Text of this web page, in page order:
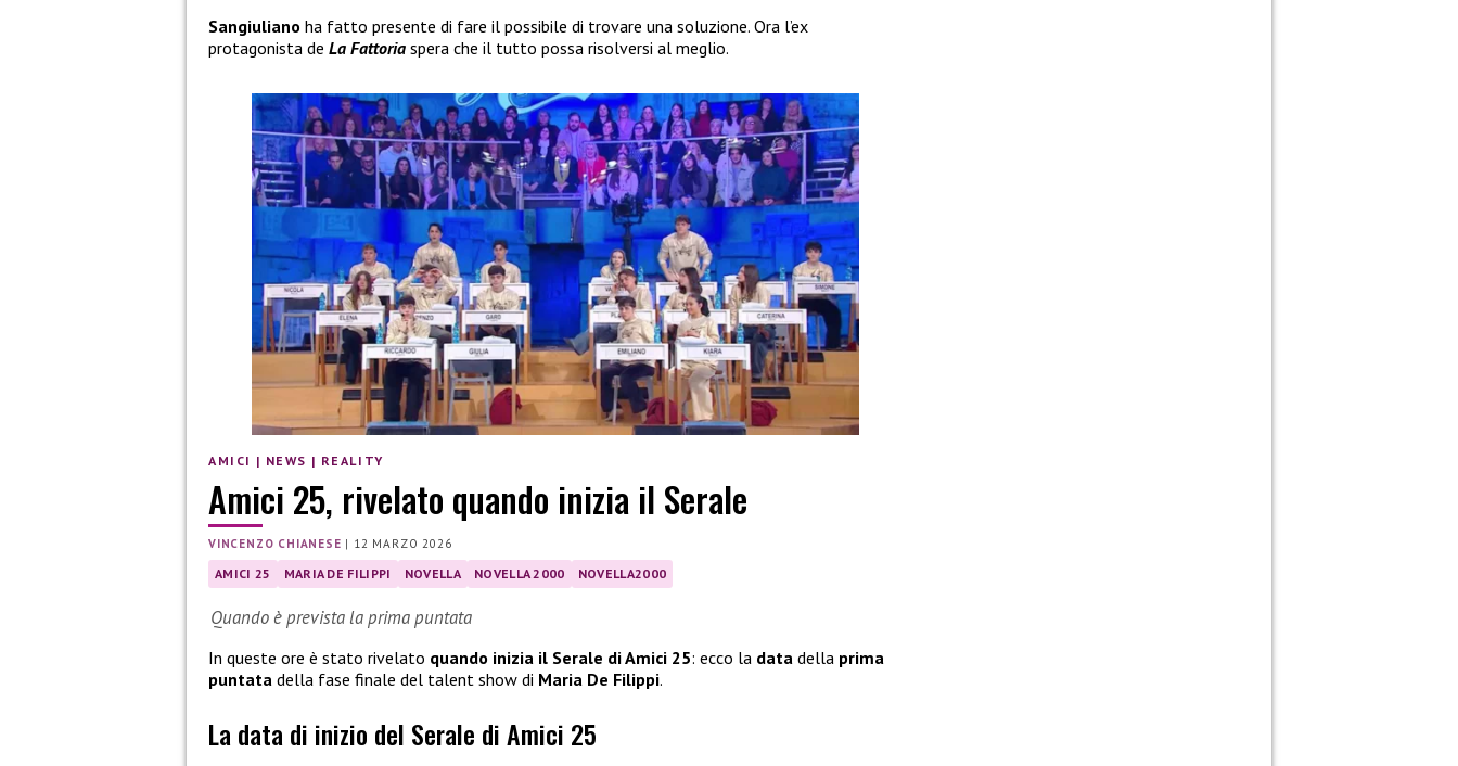
Sangiuliano ha fatto presente di fare il possibile di trovare una soluzione. Ora l’ex
protagonista de La Fattoria spera che il tutto possa risolversi al meglio.
AMICI | NEWS | REALITY
Amici 25, rivelato quando inizia il Serale
VINCENZO CHIANESE | 12 MARZO 2026
AMICI 25 MARIA DE FILIPPI NOVELLA NOVELLA 2000 NOVELLA2000
Quando è prevista la prima puntata
In queste ore è stato rivelato quando inizia il Serale di Amici 25: ecco la data della prima
puntata della fase finale del talent show di Maria De Filippi.
La data di inizio del Serale di Amici 25